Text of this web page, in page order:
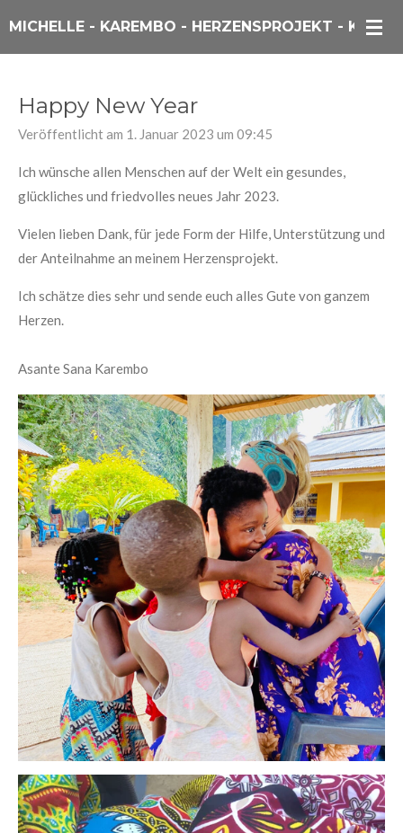
Zum
MICHELLE - KAREMBO - HERZENSPROJEKT - KENIA
Happy New Year
Veröffentlicht am 1. Januar 2023 um 09:45
Ich wünsche allen Menschen auf der Welt ein gesundes,
glückliches und friedvolles neues Jahr 2023.
Vielen lieben Dank, für jede Form der Hilfe, Unterstützung und
der Anteilnahme an meinem Herzensprojekt.
Ich schätze dies sehr und sende euch alles Gute von ganzem
Herzen.
AsanteSana Karembo